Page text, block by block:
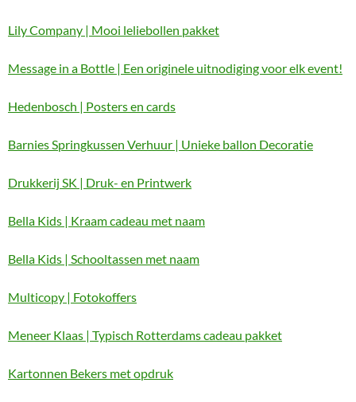
Lily Company | Mooi leliebollen pakket
Message in a Bottle | Een originele uitnodiging voor elk event!
Hedenbosch | Posters en cards
Barnies Springkussen Verhuur | Unieke ballon Decoratie
Drukkerij SK | Druk- en Printwerk
Bella Kids | Kraam cadeau met naam
Bella Kids | Schooltassen met naam
Multicopy | Fotokoffers
Meneer Klaas | Typisch Rotterdams cadeau pakket
Kartonnen Bekers met opdruk